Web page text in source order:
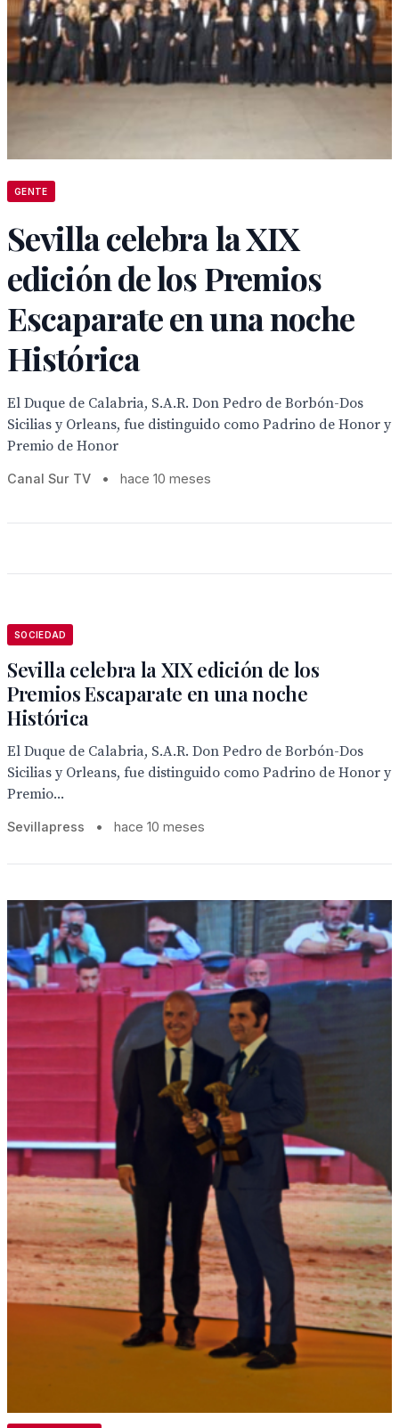
GENTE
Sevilla celebra la XIX
edición de los Premios
Escaparate en una noche
Histórica
El Duque de Calabria, S.A.R. Don Pedro de Borbón-Dos
Sicilias y Orleans, fue distinguido como Padrino de Honor y
Premio de Honor
Canal Sur TV • hace 10 meses
SOCIEDAD
Sevilla celebra la XIX edición de los
Premios Escaparate en una noche
Histórica
El Duque de Calabria, S.A.R. Don Pedro de Borbón-Dos
Sicilias y Orleans, fue distinguido como Padrino de Honor y
Premio...
Sevillapress • hace 10 meses